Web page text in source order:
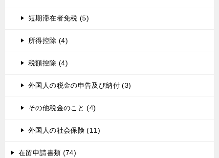
短期滞在者免税 (5)
所得控除 (4)
税額控除 (4)
外国人の税金の申告及び納付 (3)
その他税金のこと (4)
外国人の社会保険 (11)
在留申請書類 (74)